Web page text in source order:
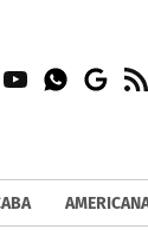
YouTubeWhatsapp
Google
RSS